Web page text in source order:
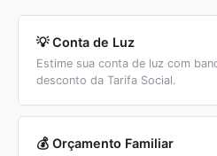
💡 Conta de Luz
Estime sua conta de luz com
desconto da Tarifa Social.
💰 Orçamento Familiar